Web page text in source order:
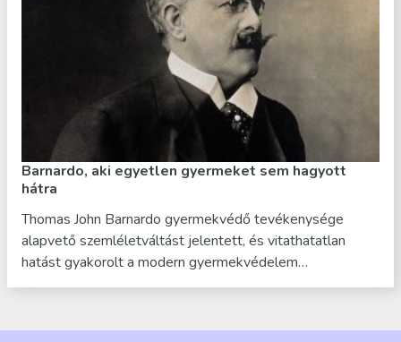
Barnardo, aki egyetlen gyermeket sem hagyott
hátra
Thomas John Barnardo gyermekvédő tevékenysége
alapvető szemléletváltást jelentett, és vitathatatlan
hatást gyakorolt a modern gyermekvédelem…